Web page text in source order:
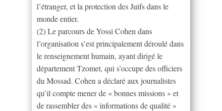
l’étranger, et la protection des Juifs dans le
monde entier.
(2) Le parcours de Yossi Cohen dans
l’organisation s’est principalement déroulé dans
le renseignement humain, ayant dirigé le
département Tzomet, qui s’occupe des officiers
du Mossad. Cohen a déclaré aux journalistes
qu’il compte mener de « bonnes missions » et
de rassembler des « informations de qualité »